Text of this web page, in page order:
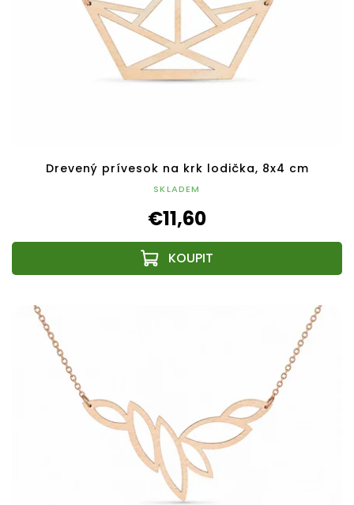
Drevený prívesok na krk lodička, 8x4 cm
SKLADEM
€11,60